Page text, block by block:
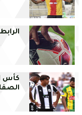
كأس